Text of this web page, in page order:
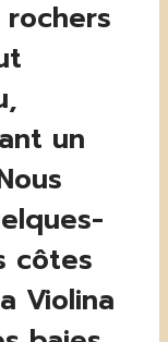
un
côtes
Violina